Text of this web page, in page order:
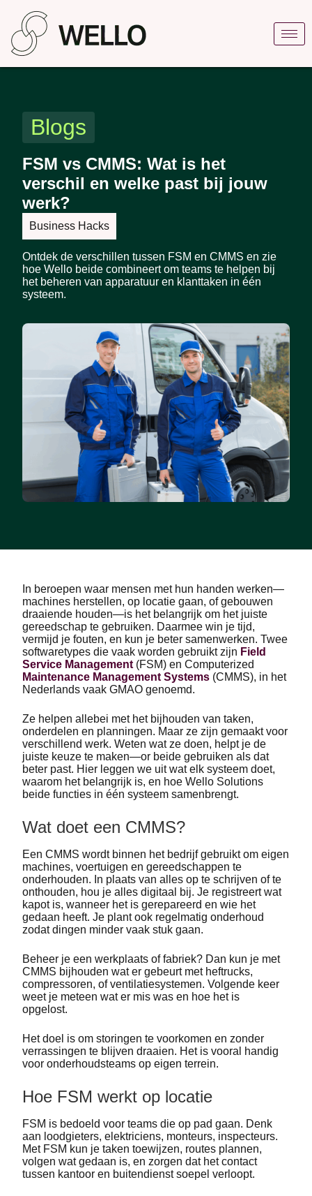
Blogs
FSM vs CMMS: Wat is het
verschil en welke past bij jouw
werk?
Business Hacks
Ontdek de verschillen tussen FSM en CMMS en zie
hoe Wello beide combineert om teams te helpen bij
het beheren van apparatuur en klanttaken in één
systeem.
In beroepen waar mensen met hun handen werken—
machines herstellen, op locatie gaan, of gebouwen
draaiende houden—is het belangrijk om het juiste
gereedschap te gebruiken. Daarmee win je tijd,
vermijd je fouten, en kun je beter samenwerken. Twee
softwaretypes die vaak worden gebruikt zijn Field
Service Management (FSM) en Computerized
Maintenance Management Systems (CMMS), in het
Nederlands vaak GMAO genoemd.
Ze helpen allebei met het bijhouden van taken,
onderdelen en planningen. Maar ze zijn gemaakt voor
verschillend werk. Weten wat ze doen, helpt je de
juiste keuze te maken—or beide gebruiken als dat
beter past. Hier leggen we uit wat elk systeem doet,
waarom het belangrijk is, en hoe Wello Solutions
beide functies in één systeem samenbrengt.
Wat doet een CMMS?
Een CMMS wordt binnen het bedrijf gebruikt om eigen
machines, voertuigen en gereedschappen te
onderhouden. In plaats van alles op te schrijven of te
onthouden, hou je alles digitaal bij. Je registreert wat
kapot is, wanneer het is gerepareerd en wie het
gedaan heeft. Je plant ook regelmatig onderhoud
zodat dingen minder vaak stuk gaan.
Beheer je een werkplaats of fabriek? Dan kun je met
CMMS bijhouden wat er gebeurt met heftrucks,
compressoren, of ventilatiesystemen. Volgende keer
weet je meteen wat er mis was en hoe het is
opgelost.
Het doel is om storingen te voorkomen en zonder
verrassingen te blijven draaien. Het is vooral handig
voor onderhoudsteams op eigen terrein.
Hoe FSM werkt op locatie
FSM is bedoeld voor teams die op pad gaan. Denk
aan loodgieters, elektriciens, monteurs, inspecteurs.
Met FSM kun je taken toewijzen, routes plannen,
volgen wat gedaan is, en zorgen dat het contact
tussen kantoor en buitendienst soepel verloopt.